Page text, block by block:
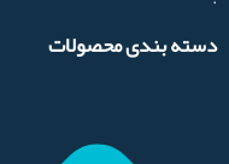
دسته بندی محصولات